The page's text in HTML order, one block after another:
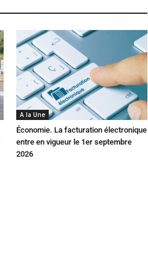
A la Une
Économie. La facturation électronique
entre en vigueur le 1er septembre
2026